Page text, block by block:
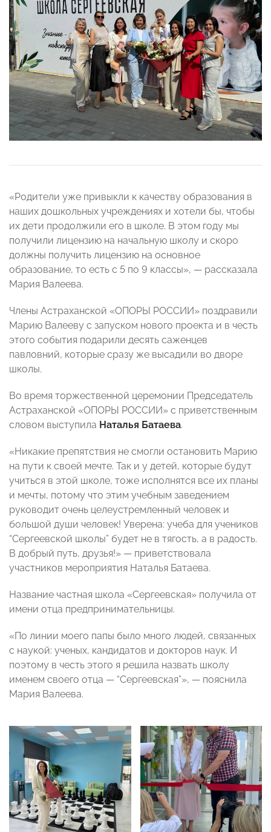
«Родители уже привыкли к качеству образования в
наших дошкольных учреждениях и хотели бы, чтобы
их дети продолжили его в школе. В этом году мы
получили лицензию на начальную школу и скоро
должны получить лицензию на основное
образование, то есть с 5 по 9 классы», — рассказала
Мария Валеева.
Члены Астраханской «ОПОРЫ РОССИИ» поздравили
Марию Валееву с запуском нового проекта и в честь
этого события подарили десять саженцев
павловний, которые сразу же высадили во дворе
школы.
Во время торжественной церемонии Председатель
Астраханской «ОПОРЫ РОССИИ» с приветственным
словом выступила Наталья Батаева.
«Никакие препятствия не смогли остановить Марию
на пути к своей мечте. Так и у детей, которые будут
учиться в этой школе, тоже исполнятся все их планы
и мечты, потому что этим учебным заведением
руководит очень целеустремленный человек и
большой души человек! Уверена: учеба для учеников
“Сергеевской школы” будет не в тягость, а в радость.
В добрый путь, друзья!» — приветствовала
участников мероприятия Наталья Батаева.
Название частная школа «Сергеевская» получила от
имени отца предпринимательницы.
«По линии моего папы было много людей, связанных
с наукой: ученых, кандидатов и докторов наук. И
поэтому в честь этого я решила назвать школу
именем своего отца — “Сергеевская”», — пояснила
Мария Валеева.